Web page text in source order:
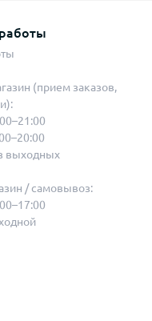
(прием заказов,
выходных
/ самовывоз: